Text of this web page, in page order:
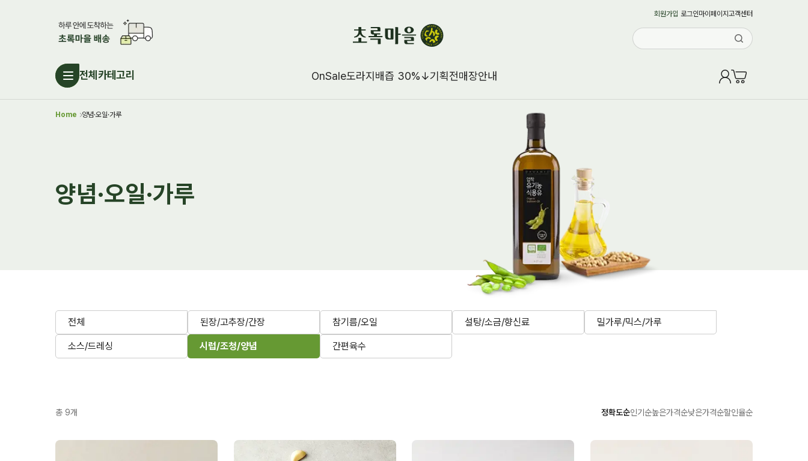
회원가입 로그인마이페이지 고객센터
전체카테고리 OnSale도라지배즙 30%↓기획전매장안내
Home 양념·오일·가루
양념·오일·가루
전체 된장/고추장/간장 참기름/오일 설탕/소금/향신료 밀가루/믹스/가루
소스/드레싱 시럽/조청/양념 간편육수
총 9개 정확도순인기순높은가격순낮은가격순할인율순